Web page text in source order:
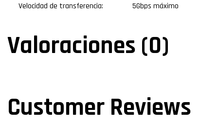
Velocidad de transferencia: 5Gbps máximo
Valoraciones (0)
Customer Reviews